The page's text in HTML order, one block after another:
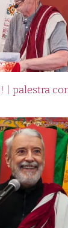
| palestra